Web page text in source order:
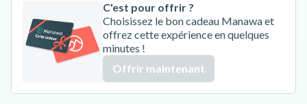
C'est pour offrir ?
Choisissez le bon cadeau Manawa et
offrez cette expérience en quelques
minutes !
Offrir maintenant